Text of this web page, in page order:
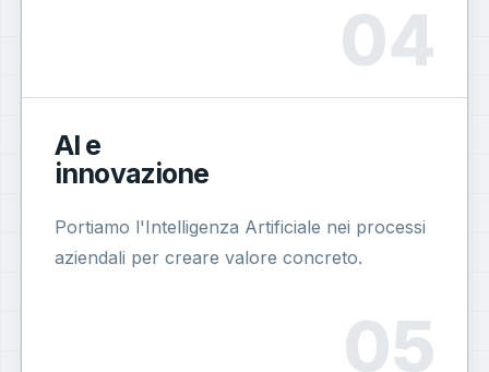
AI e
innovazione
Portiamo l'Intelligenza Artificiale nei processi
aziendali per creare valore concreto.